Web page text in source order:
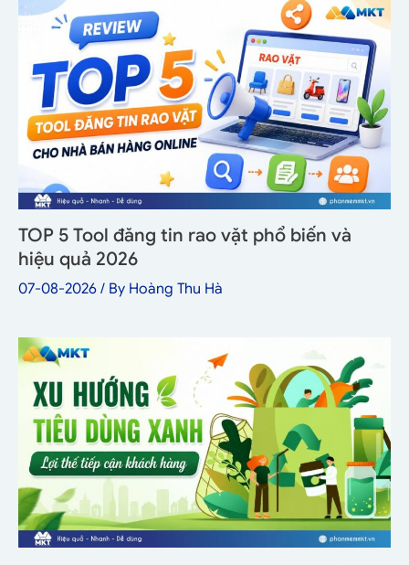
TOP 5 Tool đăng tin rao vặt phổ biến và
hiệu quả 2026
07-08-2026 / By Hoàng Thu Hà